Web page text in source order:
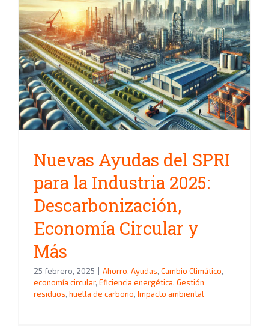
Nuevas Ayudas del SPRI para la
Industria 2025:
Descarbonización, Economía
Circular y Más
Nuevas Ayudas del SPRI
para la Industria 2025:
Descarbonización,
Economía Circular y
Más
25 febrero, 2025 Ahorro, Ayudas, Cambio Climático,
economía circular, Eficiencia energética, Gestión
residuos, huella de carbono, Impacto ambiental